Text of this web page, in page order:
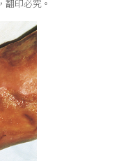
印必究。